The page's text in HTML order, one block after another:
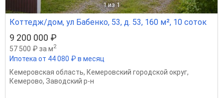
1 из 1
Коттедж/дом, ул Бабенко, 53, д. 53, 160 м², 10 соток
9 200 000 ₽
57 500 ₽ за м2
Ипотека от 44 080 ₽ в месяц
Кемеровская область, Кемеровский городской округ,
Кемерово, Заводский р-н